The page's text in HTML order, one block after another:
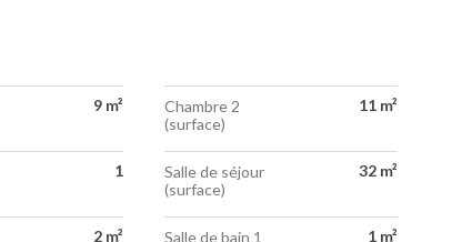
9 m²
Chambre 2
(surface)
11 m²
1
Salle de séjour
(surface)
32 m²
2 m²
Salle de bain 1
1 m²